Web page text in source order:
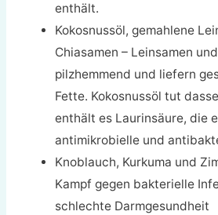
enthält.
Kokosnussöl, gemahlene
Chiasamen – Leinsamen
pilzhemmend und liefern
Fette. Kokosnussöl tut
enthält es Laurinsäure, die
antimikrobielle und
Knoblauch, Kurkuma und
Kampf gegen bakterielle
schlechte Darmgesundheit